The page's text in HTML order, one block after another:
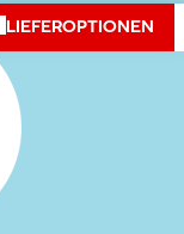
LIEFEROPTIONEN